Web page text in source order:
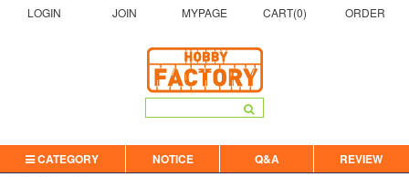
LOGIN JOIN MYPAGE CART(0) ORDER
CATEGORY NOTICE Q&A
REVIEW